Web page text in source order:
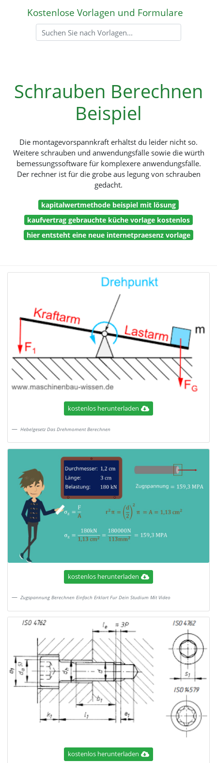
Kostenlose Vorlagen und Formulare
Schrauben Berechnen
Beispiel
Die montagevorspannkraft erhältst du leider nicht so.
Weitere schrauben und anwendungsfälle sowie die würth
bemessungssoftware für komplexere anwendungsfälle.
Der rechner ist für die grobe aus legung von schrauben
gedacht.
kapitalwertmethode beispiel mit lösung
kaufvertrag gebrauchte küche vorlage kostenlos
hier entsteht eine neue internetpraesenz vorlage
kostenlos herunterladen
Hebelgesetz Das Drehmoment Berechnen
kostenlos herunterladen
Zugspannung Berechnen Einfach Erklart Fur Dein Studium Mit Video
kostenlos herunterladen